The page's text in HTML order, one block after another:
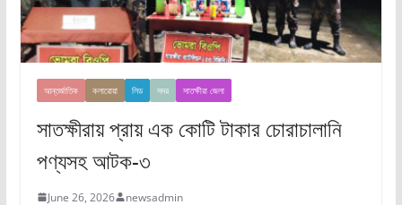
আন্তর্জাতিক কলারোয়া লিড সদর সাতক্ষীরা জেলা
সাতক্ষীরায় প্রায় এক কোটি টাকার চোরাচালানি
পণ্যসহ আটক-৩
June 26, 2026 newsadmin